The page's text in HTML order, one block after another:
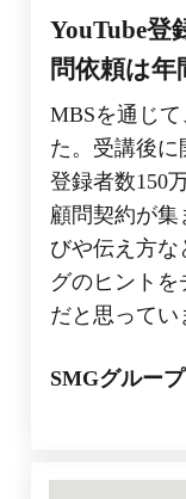
YouTube登
問依頼は年
MBSを通じ
た。受講後に
登録者数150
顧問契約が集
びや伝え方な
グのヒント
だと思ってい
SMGグルー